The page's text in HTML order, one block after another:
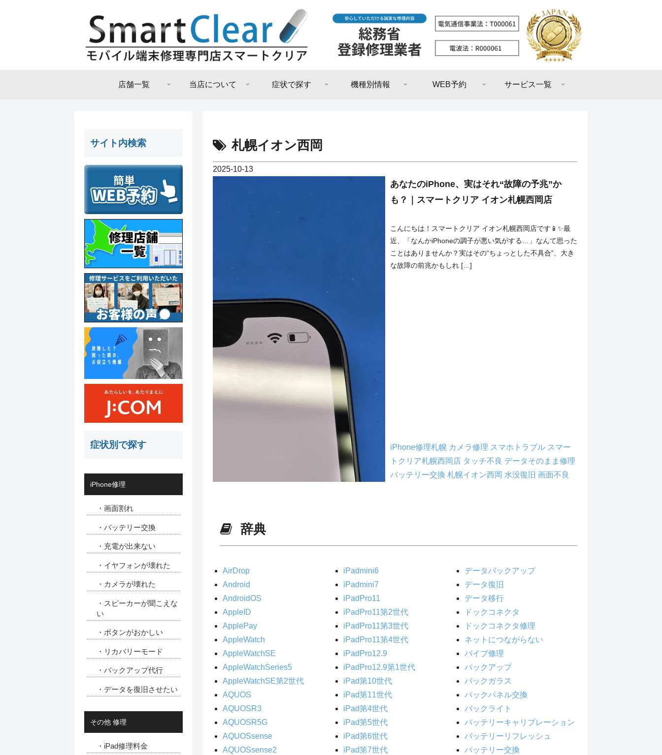
店舗一覧 当店について 症状で探す 機種別情報 WEB予約 サービス一覧
札幌イオン西岡
2025-10-13
あなたのiPhone、実はそれ“故障の予兆”か
も？｜スマートクリア イオン札幌西岡店
こんにちは！スマートクリア イオン札幌西岡店です📱✨最
近、「なんかiPhoneの調子が悪い気がする…」なんて思った
ことはありませんか？実はその“ちょっとした不具合”、大き
な故障の前兆かもしれ […]
iPhone修理札幌 カメラ修理 スマホトラブル スマー
トクリア札幌西岡店 タッチ不良 データそのまま修理
バッテリー交換 札幌イオン西岡 水没復旧 画面不良
辞典
AirDrop
Android
AndroidOS
AppleID
ApplePay
AppleWatch
AppleWatchSE
AppleWatchSeries5
AppleWatchSE第2世代
AQUOS
AQUOSR3
AQUOSR5G
AQUOSsense
AQUOSsense2
iPadmini6
iPadmini7
iPadPro11
iPadPro11第2世代
iPadPro11第3世代
iPadPro11第4世代
iPadPro12.9
iPadPro12.9第1世代
iPad第10世代
iPad第11世代
iPad第4世代
iPad第5世代
iPad第6世代
iPad第7世代
データバックアップ
データ復旧
データ移行
ドックコネクタ
ドックコネクタ修理
ネットにつながらない
バイブ修理
バックアップ
バックガラス
バックパネル交換
バックライト
バッテリーキャリブレーション
バッテリーリフレッシュ
バッテリー交換
サイト内検索
症状別で探す
iPhone修理
・画面割れ
・バッテリー交換
・充電が出来ない
・イヤフォンが壊れた
・カメラが壊れた
・スピーカーが聞こえな
い
・ボタンがおかしい
・リカバリーモード
・バックアップ代行
・データを復旧させたい
その他 修理
・iPad修理料金